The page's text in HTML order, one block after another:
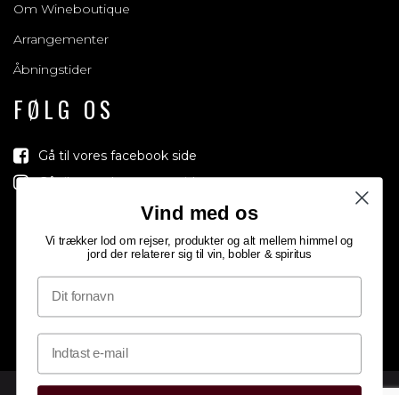
Om Wineboutique
Arrangementer
Åbningstider
FØLG OS
Gå til vores facebook side
Gå til vores Instagram side
Vind med os
Vi trækker lod om rejser, produkter og alt mellem himmel og
jord der relaterer sig til vin, bobler & spiritus